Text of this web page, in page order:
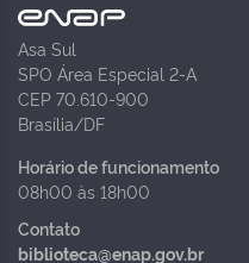
Asa Sul
SPO Área Especial 2-A
CEP 70.610-900
Brasília/DF
Horário de funcionamento
08h00 às 18h00
Contato
biblioteca@enap.gov.br